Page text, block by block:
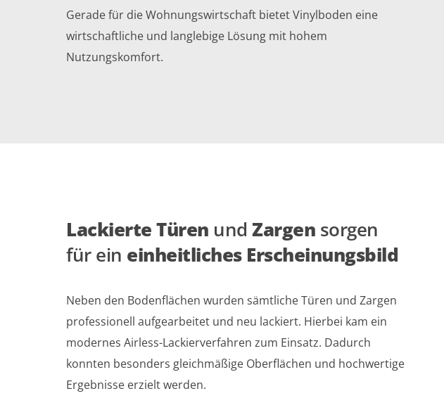
Gerade für die Wohnungswirtschaft bietet Vinylboden eine
wirtschaftliche und langlebige Lösung mit hohem
Nutzungskomfort.
Lackierte Türen undZargen sorgen
für ein einheitliches Erscheinungsbild
Neben den Bodenflächen wurden sämtliche Türen und Zargen
professionell aufgearbeitet und neu lackiert. Hierbei kam ein
modernes Airless-Lackierverfahren zum Einsatz. Dadurch
konnten besonders gleichmäßige Oberflächen und hochwertige
Ergebnisse erzielt werden.